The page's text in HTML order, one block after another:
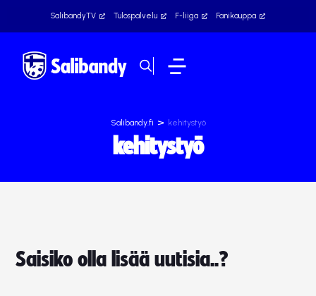
SalibandyTV Tulospalvelu F-liiga Fanikauppa
Salibandy.fi > kehitystyö
kehitystyö
Saisiko olla lisää uutisia..?